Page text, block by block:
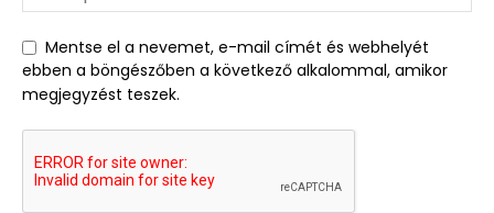
Mentse el a nevemet, e-mail címét és webhelyét
ebben a böngészőben a következő alkalommal, amikor
megjegyzést teszek.